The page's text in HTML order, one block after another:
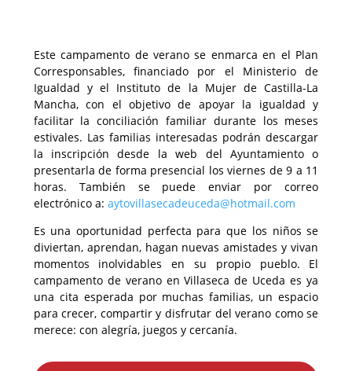
Este campamento de verano se enmarca en el Plan
Corresponsables, financiado por el Ministerio de
Igualdad y el Instituto de la Mujer de Castilla-La
Mancha, con el objetivo de apoyar la igualdad y
facilitar la conciliación familiar durante los meses
estivales. Las familias interesadas podrán descargar
la inscripción desde la web del Ayuntamiento o
presentarla de forma presencial los viernes de 9 a 11
horas. También se puede enviar por correo
electrónico a: aytovillasecadeuceda@hotmail.com
Es una oportunidad perfecta para que los niños se
diviertan, aprendan, hagan nuevas amistades y vivan
momentos inolvidables en su propio pueblo. El
campamento de verano en Villaseca de Uceda es ya
una cita esperada por muchas familias, un espacio
para crecer, compartir y disfrutar del verano como se
merece: con alegría, juegos y cercanía.